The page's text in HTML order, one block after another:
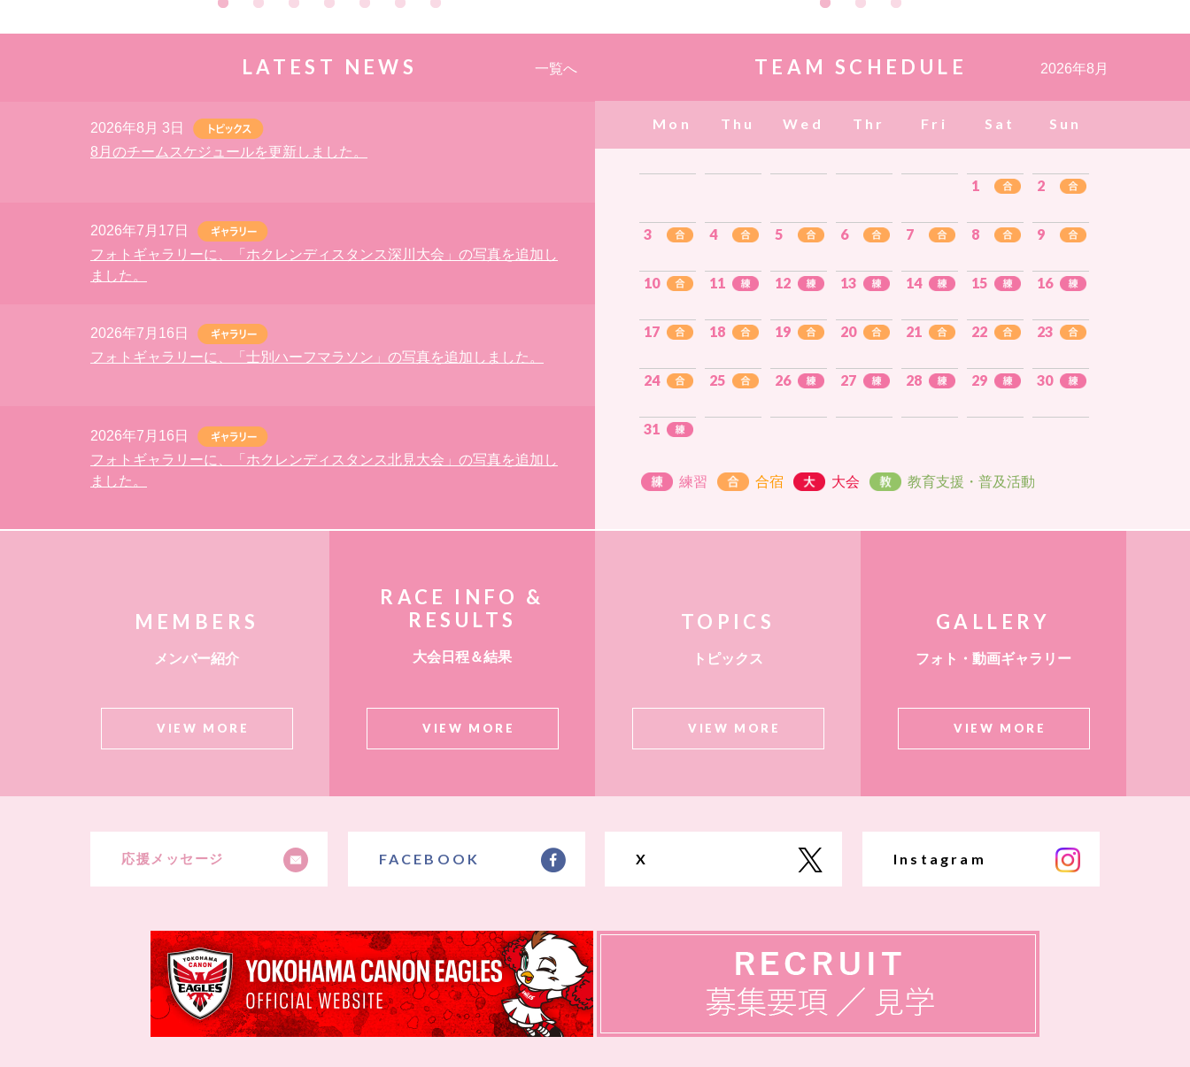
LATEST NEWS 一覧へ
2026年8月 3日
8月のチームスケジュールを更新しました。
2026年7月17日
フォトギャラリーに、「ホクレンディスタンス深川大会」の写真を追加し
ました。
2026年7月16日
フォトギャラリーに、「士別ハーフマラソン」の写真を追加しました。
2026年7月16日
フォトギャラリーに、「ホクレンディスタンス北見大会」の写真を追加し
ました。
TEAM SCHEDULE 2026年8月
Mon Thu Wed Thr Fri Sat Sun
1 2
3 4 5 6 7 8 9
10 11 12 13 14 15 16
17 18 19 20 21 22 23
24 25 26 27 28 29 30
31
練習 合宿 大会 教育支援・普及活動
MEMBERS
メンバー紹介
VIEW MORE
RACE INFO &
RESULTS
大会日程＆結果
VIEW MORE
TOPICS
トピックス
VIEW MORE
GALLERY
フォト・動画ギャラリー
VIEW MORE
応援メッセージ FACEBOOK X Instagram